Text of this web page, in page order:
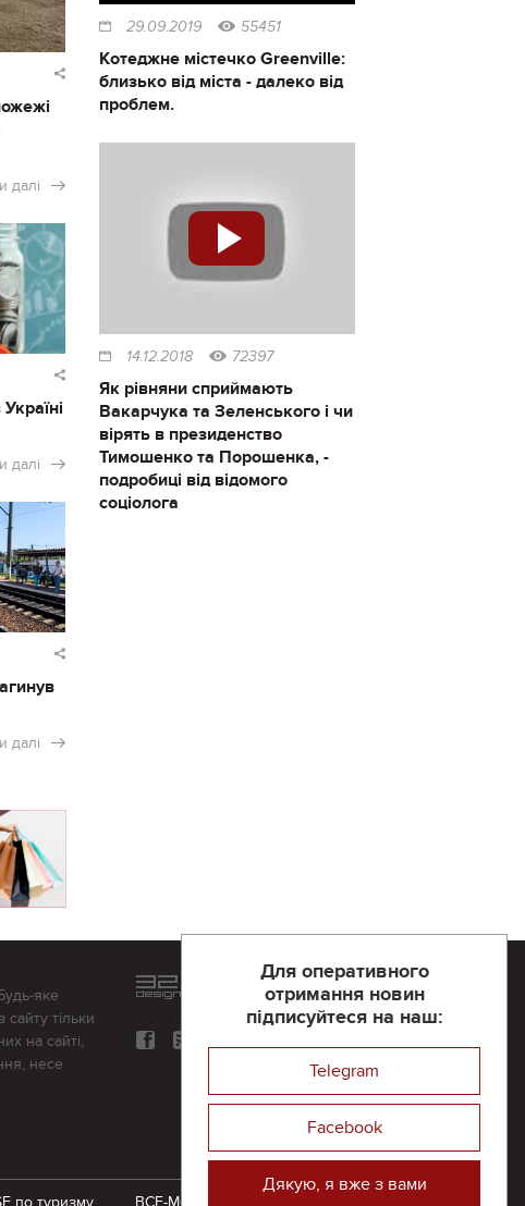
далі
далі
далі
29.09.2019 55451
Котеджне містечко Greenville:
близько від міста - далеко від
проблем.
14.12.2018 72397
Як рівняни сприймають
Вакарчука та Зеленського і чи
вірять в президенство
Тимошенко та Порошенка, -
подробиці від відомого
соціолога
Для оперативного
отримання новин
підписуйтеся на наш:
Telegram
Facebook
Дякую, я вже з вами
яке
тільки
на сайті,
несе
Розроблений та підтримується
компанії 32х32
по туризму ВСЕ-МОЖЛИВО